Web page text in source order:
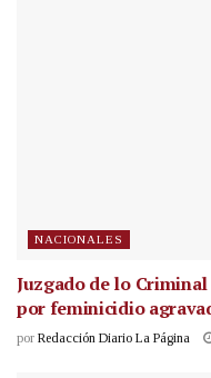
NACIONALES
Juzgado de lo
por feminicidio
por Redacción Diario La Página